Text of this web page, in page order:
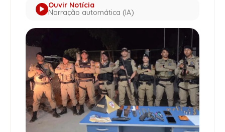
Ouvir Notícia
Narração automática (IA)